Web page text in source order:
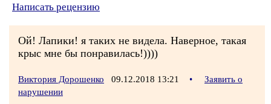
Написать рецензию
Ой! Лапики! я таких не видела. Наверное, такая
крыс мне бы понравилась!))))
Виктория Дорошенко 09.12.2018 13:21 •
Заявить о
нарушении